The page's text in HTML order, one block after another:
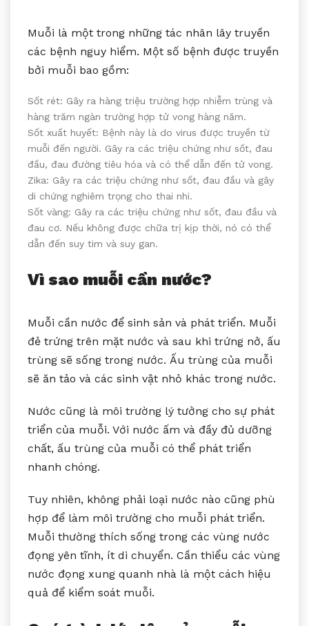
Muỗi là một trong những tác nhân lây truyền
các bệnh nguy hiểm. Một số bệnh được truyền
bởi muỗi bao gồm:
Sốt rét: Gây ra hàng triệu trường hợp nhiễm trùng và
hàng trăm ngàn trường hợp tử vong hàng năm.
Sốt xuất huyết: Bệnh này là do virus được truyền từ
muỗi đến người. Gây ra các triệu chứng như sốt, đau
đầu, đau đường tiêu hóa và có thể dẫn đến tử vong.
Zika: Gây ra các triệu chứng như sốt, đau đầu và gây
di chứng nghiêm trọng cho thai nhi.
Sốt vàng: Gây ra các triệu chứng như sốt, đau đầu và
đau cơ. Nếu không được chữa trị kịp thời, nó có thể
dẫn đến suy tim và suy gan.
Vì sao muỗi cần nước?
Muỗi cần nước để sinh sản và phát triển. Muỗi
đẻ trứng trên mặt nước và sau khi trứng nở, ấu
trùng sẽ sống trong nước. Ấu trùng của muỗi
sẽ ăn tảo và các sinh vật nhỏ khác trong nước.
Nước cũng là môi trường lý tưởng cho sự phát
triển của muỗi. Với nước ấm và đầy đủ dưỡng
chất, ấu trùng của muỗi có thể phát triển
nhanh chóng.
Tuy nhiên, không phải loại nước nào cũng phù
hợp để làm môi trường cho muỗi phát triển.
Muỗi thường thích sống trong các vùng nước
đọng yên tĩnh, ít di chuyển. Cần thiểu các vùng
nước đọng xung quanh nhà là một cách hiệu
quả để kiểm soát muỗi.